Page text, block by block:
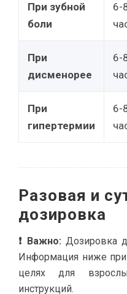
При зубной
боли
6-
При
дисменорее
6-
При
гипертермии
6-
Разовая и
дозировка
❗ Важно: Дозировка
Информация ниже
целях для
инструкций.